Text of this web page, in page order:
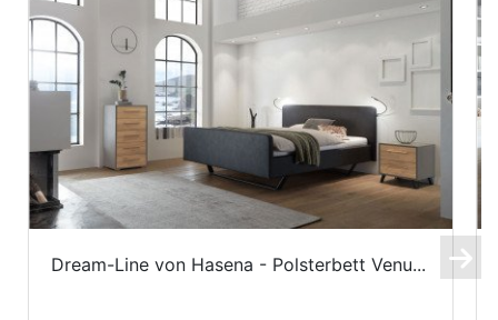
Dream-Line von Hasena - Polsterbett Venu...